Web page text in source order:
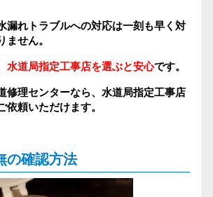
漏れトラブルへの対応は一刻も早く対
ません。
水道局指定工事店を選ぶと安心です。
修理センターなら、水道局指定工事店
依頼いただけます。
の確認方法